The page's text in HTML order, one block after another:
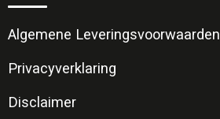
Algemene Leveringsvoorwaarden
Privacyverklaring
Disclaimer